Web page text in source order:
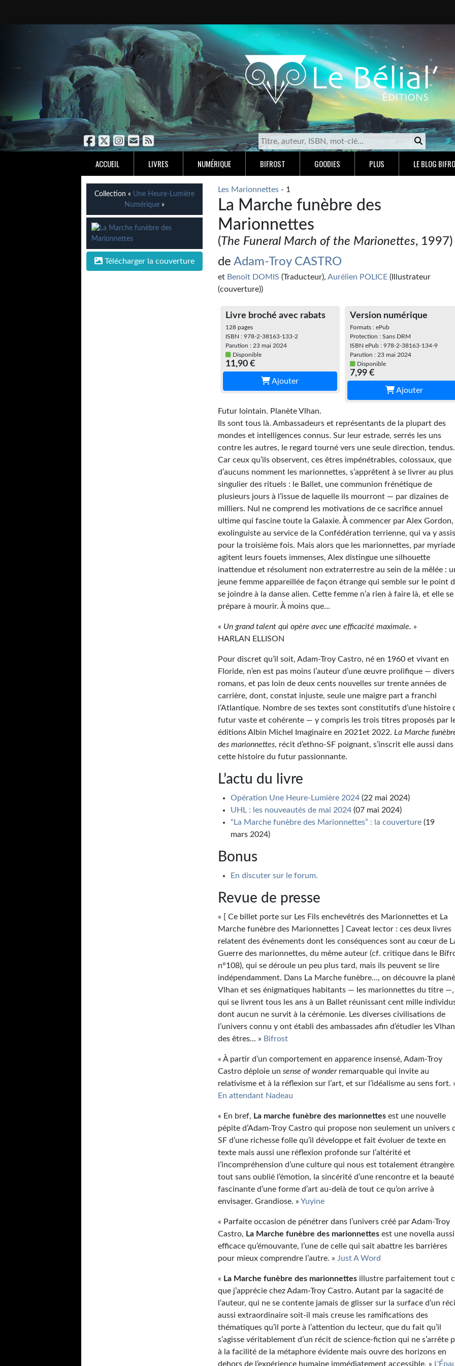
ACCUEIL LIVRES NUMÉRIQUE BIFROST GOODIES PLUS LE BLOG
Collection « Une Heure-Lumière
Numérique »
Télécharger la couverture
Les Marionnettes - 1
La Marche funèbre des
Marionnettes
(The Funeral March of the Marionettes, 1997)
deAdam-Troy CASTRO
et Benoît DOMIS (Traducteur),Aurélien POLICE (Illustrateur
(couverture))
Livre broché avec rabats
128 pages
ISBN : 978-2-38163-133-2
Parution : 23 mai 2024
Disponible
11,90 €
Ajouter
Version numérique
Formats : ePub
Protection : Sans DRM
ISBN ePub : 978-2-38163-134-9
Parution : 23 mai 2024
Disponible
7,99 €
Ajouter
Futur lointain. Planète Vlhan.
Ils sont tous là. Ambassadeurs et représentants de la plupart des
mondes et intelligences connus. Sur leur estrade, serrés les uns
contre les autres, le regard tourné vers une seule direction, tendus.
Car ceux qu’ils observent, ces êtres impénétrables, colossaux, que
d’aucuns nomment les marionnettes, s’apprêtent à se livrer au plus
singulier des rituels : l­e Ballet, une communion frénétique de
plusieurs jours à l’issue de laquelle ils mourront — par dizaines de
milliers. Nul ne comprend les motivations de ce sacrifice annuel
ultime qui fascine toute la Galaxie. À commencer par Alex Gordon,
exolinguiste au service de la Confédération terrienne, qui va y
pour la troisième fois. Mais alors que les marionnettes, par
agitent leurs fouets immenses, Alex distingue une silhouette
inattendue et résolument non extraterrestre au sein de la mêlée :
jeune femme appareillée de façon étrange qui semble sur le point
se joindre à la danse alien. Cette femme n’a rien à faire là, et elle se
prépare à mourir. À moins que…
« Un grand talent qui opère avec une efficacité maximale. »
HARLAN ELLISON
Pour discret qu’il soit, Adam-Troy Castro, né en 1960 et vivant en
Floride, n’en est pas moins l’auteur d’une œuvre prolifique — divers
romans, et pas loin de deux cents nouvelles sur trente années de
carrière, dont, constat injuste, seule une maigre part a franchi
l’Atlantique. Nombre de ses textes sont constitutifs d’une histoire
futur vaste et cohérente — y compris les trois titres proposés par
éditions Albin Michel Imaginaire en 2021et 2022. La Marche
des marionnettes, récit d’ethno-SF poignant, s’inscrit elle aussi dans
cette histoire du futur passionnante.
L’actu du livre
Opération Une Heure-Lumière 2024 (22 mai 2024)
UHL : les nouveautés de mai 2024 (07 mai 2024)
“La Marche funèbre des Marionnettes” : la couverture (19
mars 2024)
Bonus
En discuter sur le forum.
Revue de presse
« [ Ce billet porte sur Les Fils enchevêtrés des Marionnettes et La
Marche funèbre des Marionnettes ] Caveat lector : ces deux livres
relatent des événements dont les conséquences sont au cœur de
Guerre des marionnettes, du même auteur (cf. critique dans le
n°108), qui se déroule un peu plus tard, mais ils peuvent se lire
indépendamment. Dans La Marche funèbre…, on découvre la
Vlhan et ses énigmatiques habitants — les marionnettes du titre —,
qui se livrent tous les ans à un Ballet réunissant cent mille
dont aucun ne survit à la cérémonie. Les diverses civilisations de
l’univers connu y ont établi des ambassades afin d’étudier les
des êtres... » Bifrost
« À partir d’un comportement en apparence insensé, Adam-Troy
Castro déploie unsense of wonderremarquable qui invite au
relativisme et à la réflexion sur l’art, et sur l’idéalisme au sens fort.
En attendant Nadeau
« En bref, La marche funèbre des marionnettes est une nouvelle
pépite d’Adam-Troy Castro qui propose non seulement un univers
SF d’une richesse folle qu’il développe et fait évoluer de texte en
texte mais aussi une réflexion profonde sur l’altérité et
l’incompréhension d’une culture qui nous est totalement
tout sans oublié l’émotion, la sincérité d’une rencontre et la beauté
fascinante d’une forme d’art au-delà de tout ce qu’on arrive à
envisager. Grandiose. »Yuyine
« Parfaite occasion de pénétrer dans l’univers créé par Adam-Troy
Castro, La Marche funèbre des marionnettes est une novella aussi
efficace qu’émouvante, l’une de celle qui sait abattre les barrières
pour mieux comprendre l’autre. » Just A Word
« La Marche funèbre des marionnettes illustre parfaitement tout
que j’apprécie chez Adam-Troy Castro. Autant par la sagacité de
l’auteur, qui ne se contente jamais de glisser sur la surface d’un
aussi extraordinaire soit-il mais creuse les ramifications des
thématiques qu’il porte à l’attention du lecteur, que du fait qu’il
s’agisse véritablement d’un récit de science-fiction qui ne s’arrête
à la facilité de la métaphore évidente mais ouvre des horizons en
dehors de l’expérience humaine immédiatement accessible. »